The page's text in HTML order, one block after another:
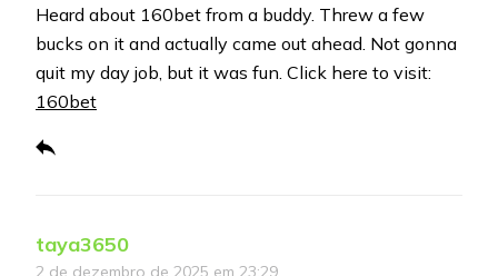
Heard about 160bet from a buddy. Threw a few
bucks on it and actually came out ahead. Not gonna
quit my day job, but it was fun. Click here to visit:
160bet
taya3650
2 de dezembro de 2025 em 23:29